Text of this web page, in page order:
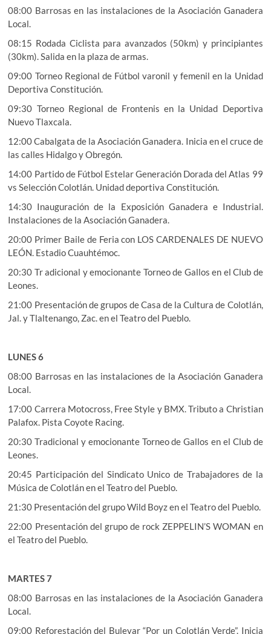
08:00 Barrosas en las instalaciones de la Asociación Ganadera
Local.
08:15 Rodada Ciclista para avanzados (50km) y principiantes
(30km). Salida en la plaza de armas.
09:00 Torneo Regional de Fútbol varonil y femenil en la Unidad
Deportiva Constitución.
09:30 Torneo Regional de Frontenis en la Unidad Deportiva
Nuevo Tlaxcala.
12:00 Cabalgata de la Asociación Ganadera. Inicia en el cruce de
las calles Hidalgo y Obregón.
14:00 Partido de Fútbol Estelar Generación Dorada del Atlas 99
vs Selección Colotlán. Unidad deportiva Constitución.
14:30 Inauguración de la Exposición Ganadera e Industrial.
Instalaciones de la Asociación Ganadera.
20:00 Primer Baile de Feria con LOS CARDENALES DE NUEVO
LEÓN. Estadio Cuauhtémoc.
20:30 Tr adicional y emocionante Torneo de Gallos en el Club de
Leones.
21:00 Presentación de grupos de Casa de la Cultura de Colotlán,
Jal. y Tlaltenango, Zac. en el Teatro del Pueblo.
LUNES 6
08:00 Barrosas en las instalaciones de la Asociación Ganadera
Local.
17:00 Carrera Motocross, Free Style y BMX. Tributo a Christian
Palafox. Pista Coyote Racing.
20:30 Tradicional y emocionante Torneo de Gallos en el Club de
Leones.
20:45 Participación del Sindicato Unico de Trabajadores de la
Música de Colotlán en el Teatro del Pueblo.
21:30 Presentación del grupo Wild Boyz en el Teatro del Pueblo.
22:00 Presentación del grupo de rock ZEPPELIN’S WOMAN en
el Teatro del Pueblo.
MARTES 7
08:00 Barrosas en las instalaciones de la Asociación Ganadera
Local.
09:00 Reforestación del Bulevar “Por un Colotlán Verde”. Inicia